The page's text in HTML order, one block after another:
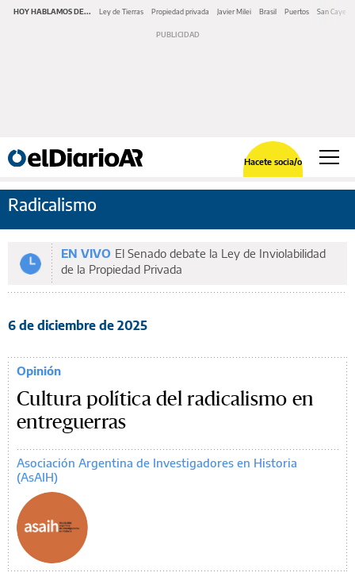
HOY HABLAMOS DE... Ley de Tierras Propiedad privada Javier Milei Brasil Puertos San
Hacete socia/o
Radicalismo
EN VIVO El Senado debate la Ley de Inviolabilidad
de la Propiedad Privada
6 de diciembre de 2025
Opinión
Cultura política del radicalismo en
entreguerras
Asociación Argentina de Investigadores en Historia
(AsAIH)